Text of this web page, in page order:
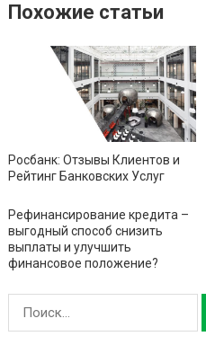
Похожие статьи
Росбанк: Отзывы Клиентов и
Рейтинг Банковских Услуг
Рефинансирование кредита –
выгодный способ снизить
выплаты и улучшить
финансовое положение?
а